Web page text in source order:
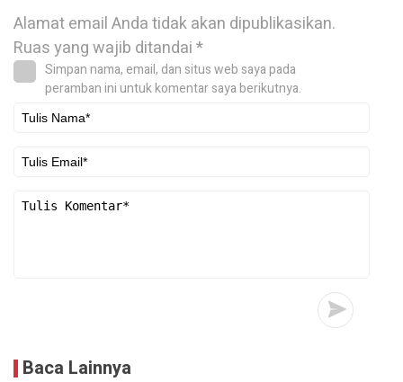
Alamat email Anda tidak akan dipublikasikan.
Ruas yang wajib ditandai*
Simpan nama, email, dan situs web saya pada
peramban ini untuk komentar saya berikutnya.
Baca Lainnya